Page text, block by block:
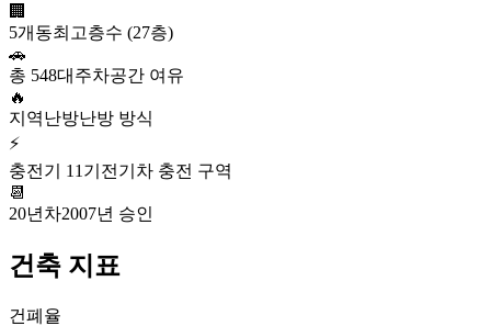
🏢
5개동최고층수 (27층)
🚗
총 548대 주차공간 여유
🔥
지역난방난방 방식
⚡
충전기 11기 전기차 충전 구역
📆
20년차2007년 승인
건축 지표
건폐율